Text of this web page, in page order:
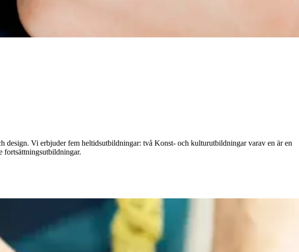
design. Vi erbjuder fem heltidsutbildningar: två Konst- och kulturutbildningar varav en är en
fortsättningsutbildningar.